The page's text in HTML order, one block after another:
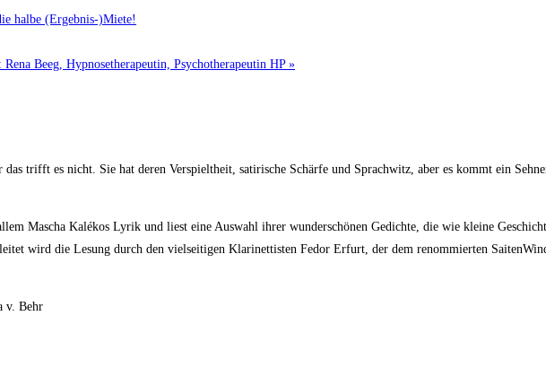
halbe (Ergebnis-)Miete!
Beeg, Hypnosetherapeutin, Psychotherapeutin HP »
trifft es nicht. Sie hat deren Verspieltheit, satirische Schärfe und Sprachwitz, aber es kommt ein
Mascha Kalékos Lyrik und liest eine Auswahl ihrer wunderschönen Gedichte, die wie kleine
wird die Lesung durch den vielseitigen Klarinettisten Fedor Erfurt, der dem renommierten
v. Behr